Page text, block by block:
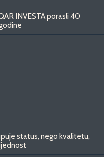
INVESTA porasli 40
status, nego kvalitetu,